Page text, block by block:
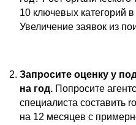
10 ключевых категорий
Увеличение заявок из
Запросите оценку у
на год. Попросите
специалиста составить
на 12 месяцев с